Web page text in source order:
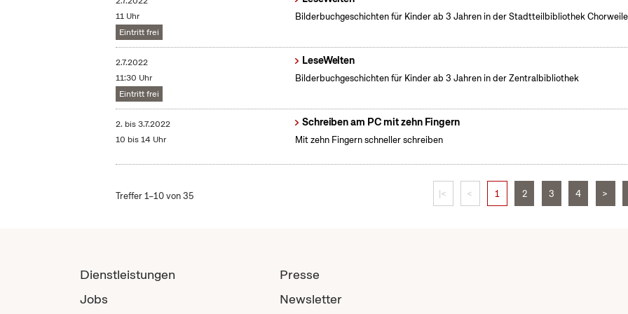
11 Uhr
Eintritt frei
Bilderbuchgeschichten für Kinder ab 3 Jahren in der Stadtteilbibliothek
2.7.2022
11:30 Uhr
Eintritt frei
LeseWelten
Bilderbuchgeschichten für Kinder ab 3 Jahren in der Zentralbibliothek
2. bis3.7.2022
10 bis 14 Uhr
Schreiben am PC mit zehn Fingern
Mit zehn Fingern schneller schreiben
Treffer 1–10 von 35 |< < 1 2 3 4 >
Dienstleistungen
Jobs
Presse
Newsletter